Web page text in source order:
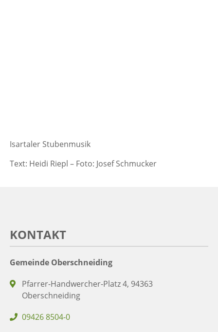
Isartaler Stubenmusik
Text: Heidi Riepl – Foto: Josef Schmucker
KONTAKT
Gemeinde Oberschneiding
Pfarrer-Handwercher-Platz 4, 94363
Oberschneiding
09426 8504-0